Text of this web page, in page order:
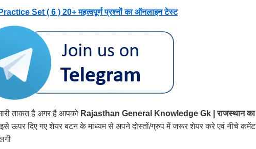
Set ( 6 ) 20+ महत्वपूर्ण प्रश्नों का ऑनलाइन टेस्ट
ताकत है अगर है आपको Rajasthan General Knowledge Gk | राजस्थान का
ऊपर दिए गए शेयर बटन के माध्यम से अपने दोस्तों/ग्रुप में जरूर शेयर करे एवं नीचे कमेंट